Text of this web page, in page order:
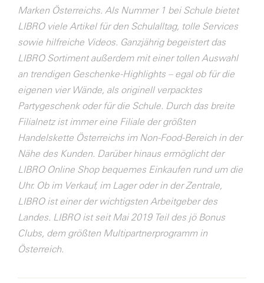
OMV
PAGRO
PHH Rechtsanwält:innen
Salesforce
sebamed
SERVICE&MORE
SKINUANCE®
Sony DADC
Marken Österreichs. Als Nummer 1 bei Schule bietet
LIBRO viele Artikel für den Schulalltag, tolle Services
sowie hilfreiche Videos. Ganzjährig begeistert das
LIBRO Sortiment außerdem mit einer tollen Auswahl
an trendigen Geschenke-Highlights – egal ob für die
eigenen vier Wände, als originell verpacktes
Partygeschenk oder für die Schule. Durch das breite
Filialnetz ist immer eine Filiale der größten
Handelskette Österreichs im Non-Food-Bereich in der
Nähe des Kunden. Darüber hinaus ermöglicht der
LIBRO Online Shop bequemes Einkaufen rund um die
Uhr. Ob im Verkauf, im Lager oder in der Zentrale,
LIBRO ist einer der wichtigsten Arbeitgeber des
Landes. LIBRO ist seit Mai 2019 Teil des jö Bonus
Clubs, dem größten Multipartnerprogramm in
Österreich.